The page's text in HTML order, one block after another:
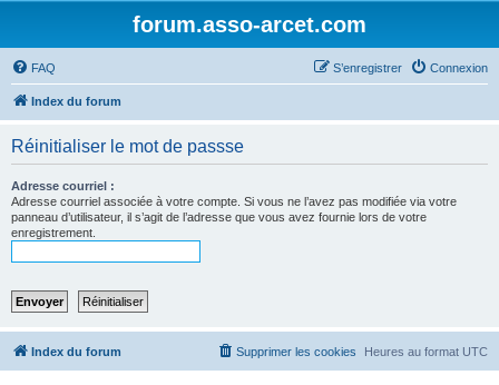
forum.asso-arcet.com
FAQ Connexion
S’enregistrer
Index du forum
Réinitialiser le mot de passse
Adresse courriel :
Adresse courriel associée à votre compte. Si vous ne l’avez pas modifiée via votre
panneau d’utilisateur, il s’agit de l’adresse que vous avez fournie lors de votre
enregistrement.
Index du forum Heures au format UTC
Supprimer les cookies